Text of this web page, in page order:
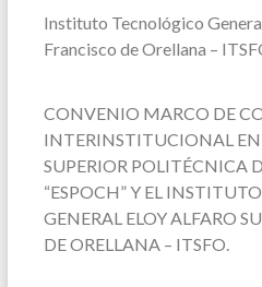
Instituto Tecnológico
Francisco de Orellana –
CONVENIO MARCO DE
INTERINSTITUCIONAL
SUPERIOR POLITÉCNICA
“ESPOCH” Y EL
GENERAL ELOY ALFARO
DE ORELLANA – ITSFO.